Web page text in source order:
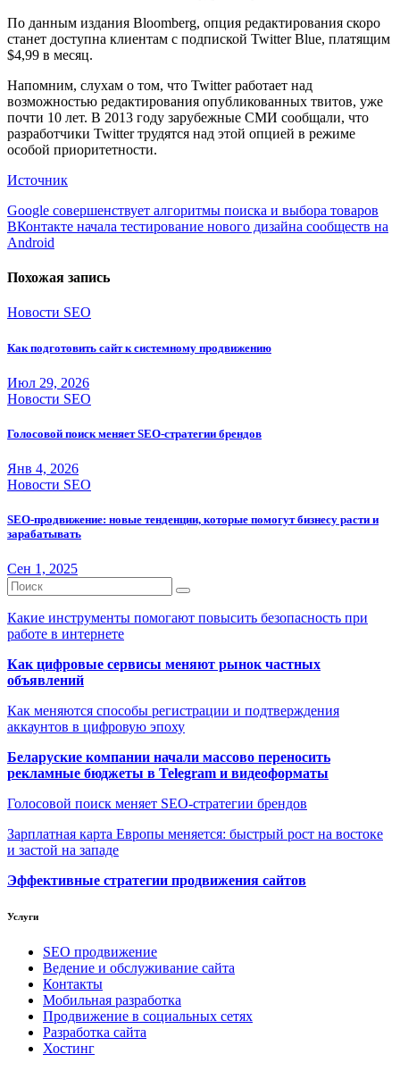
По данным издания Bloomberg, опция редактирования скоро
станет доступна клиентам с подпиской Twitter Blue, платящим
$4,99 в месяц.
Напомним, слухам о том, что Twitter работает над
возможностью редактирования опубликованных твитов, уже
почти 10 лет. В 2013 году зарубежные СМИ сообщали, что
разработчики Twitter трудятся над этой опцией в режиме
особой приоритетности.
Источник
Навигация
по
Google совершенствует алгоритмы поиска и выбора товаров
ВКонтакте начала тестирование нового дизайна сообществ на
Android
Похожая запись
Новости SEO
Как подготовить сайт к системному продвижению
Июл 29, 2026
Новости SEO
Голосовой поиск меняет SEO-стратегии брендов
Янв 4, 2026
Новости SEO
SEO-продвижение: новые тенденции, которые помогут бизнесу расти и
зарабатывать
Сен 1, 2025
Какие инструменты помогают повысить безопасность при
работе в интернете
Как цифровые сервисы меняют рынок частных
объявлений
Как меняются способы регистрации и подтверждения
аккаунтов в цифровую эпоху
Беларуские компании начали массово переносить
рекламные бюджеты в Telegram и видеоформаты
Голосовой поиск меняет SEO-стратегии брендов
Зарплатная карта Европы меняется: быстрый рост на востоке
и застой на западе
Эффективные стратегии продвижения сайтов
Услуги
SEO продвижение
Ведение и обслуживание сайта
Контакты
Мобильная разработка
Продвижение в социальных сетях
Разработка сайта
Хостинг